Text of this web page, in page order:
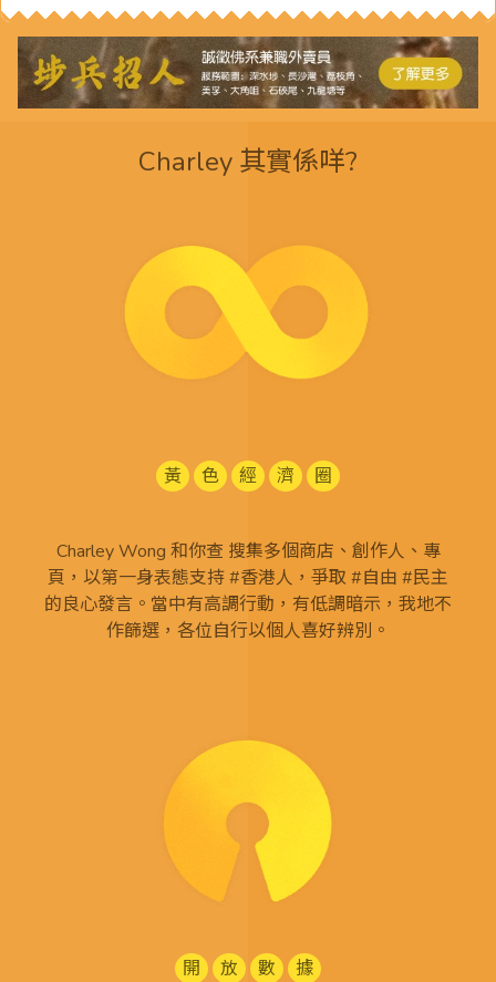
Charley 其實係咩?
黃 色 經 濟 圈
Charley Wong 和你查 搜集多個商店、創作人、專
頁，以第一身表態支持 #香港人，爭取 #自由 #民主
的良心發言。當中有高調行動，有低調暗示，我地不
作篩選，各位自行以個人喜好辨別。
開 放 數
據